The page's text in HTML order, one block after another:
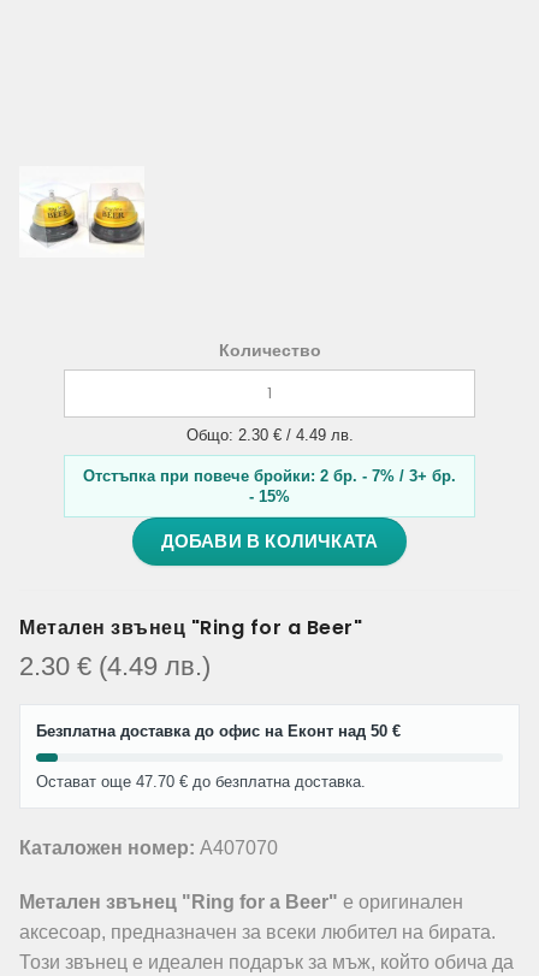
Количество
Общо: 2.30 € / 4.49 лв.
Отстъпка при повече бройки: 2 бр. - 7% / 3+ бр.
- 15%
ДОБАВИ В КОЛИЧКАТА
Метален звънец "Ring for a Beer"
2.30 € (4.49 лв.)
Безплатна доставка до офис на Еконт над 50 €
Остават още 47.70 € до безплатна доставка.
Каталожен номер: A407070
Метален звънец "Ring for a Beer" е оригинален
аксесоар, предназначен за всеки любител на бирата.
Този звънец е идеален подарък за мъж, който обича да